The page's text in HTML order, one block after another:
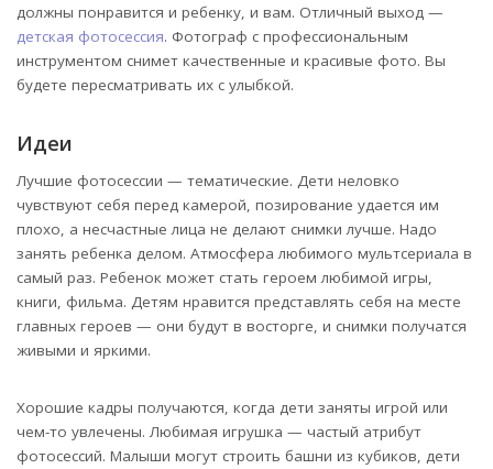
должны понравится и ребенку, и вам. Отличный выход —
детская фотосессия. Фотограф с профессиональным
инструментом снимет качественные и красивые фото. Вы
будете пересматривать их с улыбкой.
Идеи
Лучшие фотосессии — тематические. Дети неловко
чувствуют себя перед камерой, позирование удается им
плохо, а несчастные лица не делают снимки лучше. Надо
занять ребенка делом. Атмосфера любимого мультсериала в
самый раз. Ребенок может стать героем любимой игры,
книги, фильма. Детям нравится представлять себя на месте
главных героев — они будут в восторге, и снимки получатся
живыми и яркими.
Хорошие кадры получаются, когда дети заняты игрой или
чем-то увлечены. Любимая игрушка — частый атрибут
фотосессий. Малыши могут строить башни из кубиков, дети